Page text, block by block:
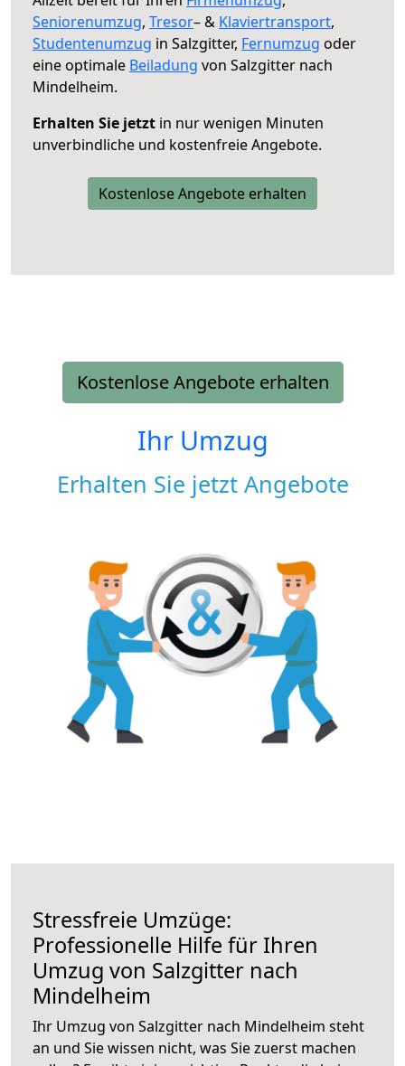
Seniorenumzug, Tresor– & Klaviertransport,
Studentenumzug in Salzgitter, Fernumzug oder
eine optimale Beiladung von Salzgitter nach
Mindelheim.
Erhalten Sie jetzt in nur wenigen Minuten
unverbindliche und kostenfreie Angebote.
Kostenlose Angebote erhalten
Kostenlose Angebote erhalten
Ihr Umzug
Erhalten Sie jetzt Angebote
Stressfreie Umzüge:
Professionelle Hilfe für Ihren
Umzug von Salzgitter nach
Mindelheim
Ihr Umzug von Salzgitter nach Mindelheim steht
an und Sie wissen nicht, was Sie zuerst machen